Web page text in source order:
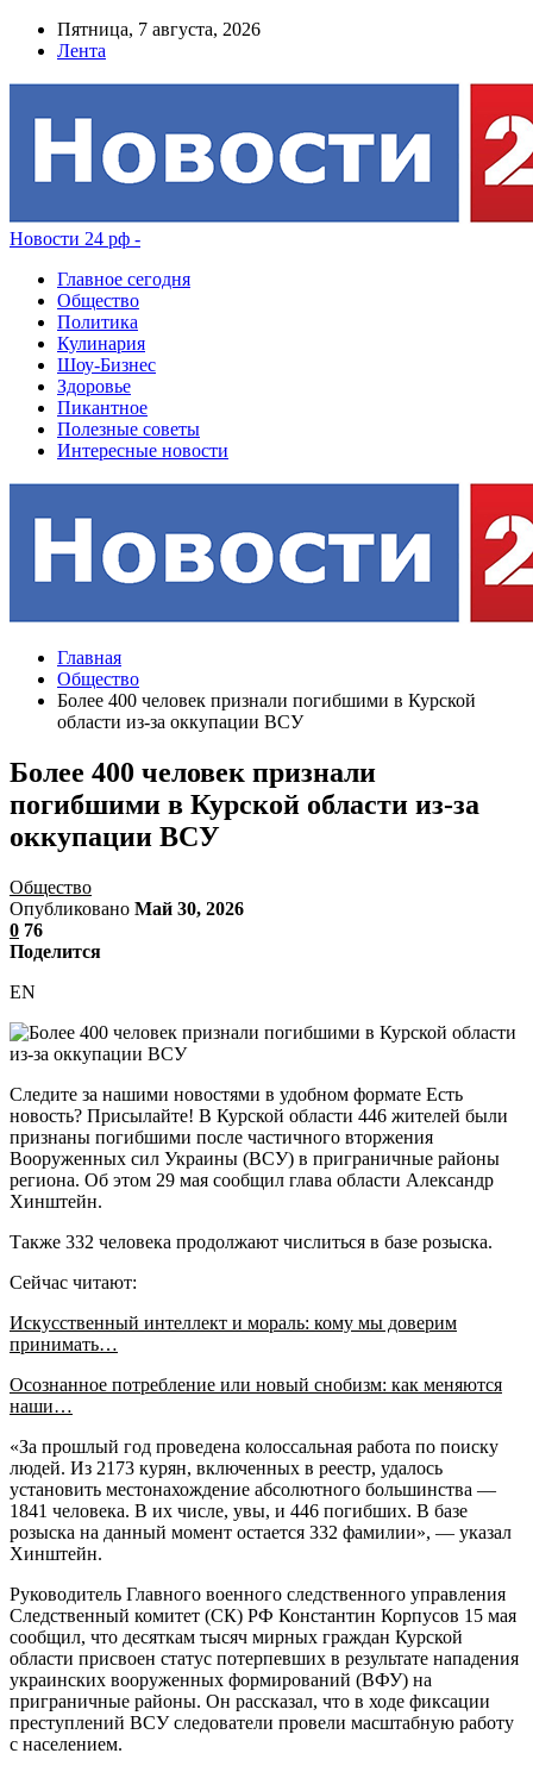
Пятница, 7 августа, 2026
Лента
Новости 24 рф -
Главное сегодня
Общество
Политика
Кулинария
Шоу-Бизнес
Здоровье
Пикантное
Полезные советы
Интересные новости
Главная
Общество
Более 400 человек признали погибшими в Курской
области из-за оккупации ВСУ
Более 400 человек признали
погибшими в Курской области из-за
оккупации ВСУ
Общество
Опубликовано Май 30, 2026
0 76
Поделится
EN
Следите за нашими новостями в удобном формате Есть
новость? Присылайте! В Курской области 446 жителей были
признаны погибшими после частичного вторжения
Вооруженных сил Украины (ВСУ) в приграничные районы
региона. Об этом 29 мая сообщил глава области Александр
Хинштейн.
Также 332 человека продолжают числиться в базе розыска.
Сейчас читают:
Искусственный интеллект и мораль: кому мы доверим
принимать…
Осознанное потребление или новый снобизм: как меняются
наши…
«За прошлый год проведена колоссальная работа по поиску
людей. Из 2173 курян, включенных в реестр, удалось
установить местонахождение абсолютного большинства —
1841 человека. В их числе, увы, и 446 погибших. В базе
розыска на данный момент остается 332 фамилии», — указал
Хинштейн.
Руководитель Главного военного следственного управления
Следственный комитет (СК) РФ Константин Корпусов 15 мая
сообщил, что десяткам тысяч мирных граждан Курской
области присвоен статус потерпевших в результате нападения
украинских вооруженных формирований (ВФУ) на
приграничные районы. Он рассказал, что в ходе фиксации
преступлений ВСУ следователи провели масштабную работу
с населением.